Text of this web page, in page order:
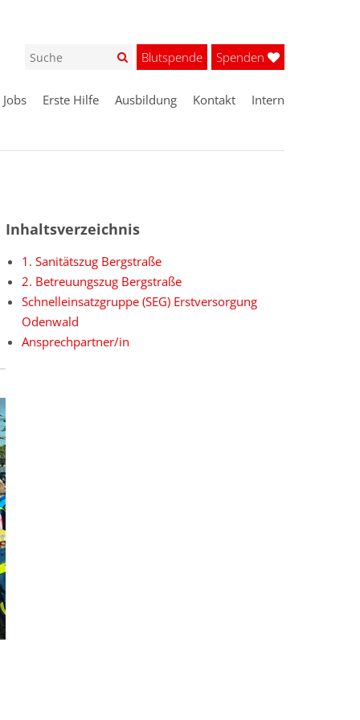
Blutspende Spenden
Jobs Erste Hilfe Ausbildung Kontakt Intern
Inhaltsverzeichnis
1. Sanitätszug Bergstraße
2. Betreuungszug Bergstraße
Schnelleinsatzgruppe (SEG) Erstversorgung
Odenwald
Ansprechpartner/in